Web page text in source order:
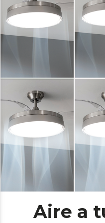
Aire a